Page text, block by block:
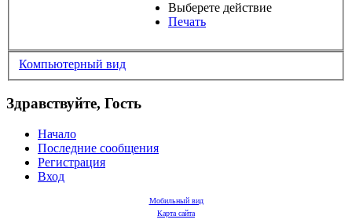
Выберете действие
Печать
Компьютерный вид
Здравствуйте, Гость
Начало
Последние сообщения
Регистрация
Вход
Мобильный вид
Карта сайта